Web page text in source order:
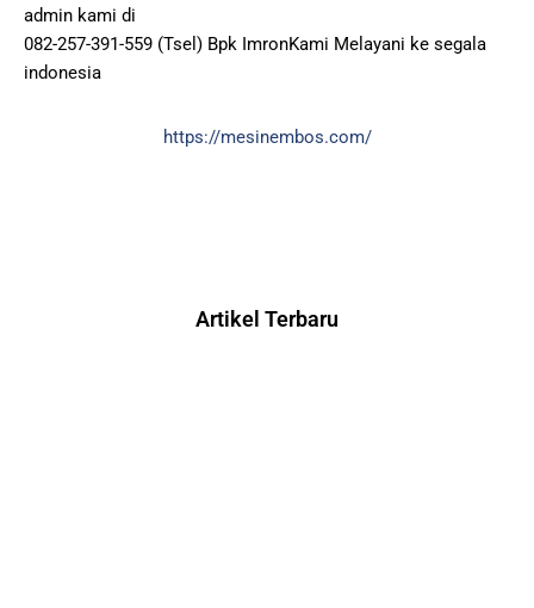
admin kami di
082-257-391-559 (Tsel) Bpk ImronKami Melayani ke segala
indonesia
https://mesinembos.com/
Artikel Terbaru